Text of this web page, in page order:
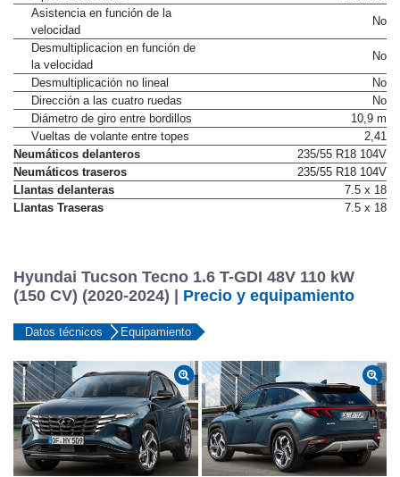
Tipo de asistencia
Asistencia en función de la
velocidad
No
Desmultiplicacion en función de
la velocidad
No
Desmultiplicación no lineal
No
Dirección a las cuatro ruedas
No
Diámetro de giro entre bordillos
10,9 m
Vueltas de volante entre topes
2,41
Neumáticos delanteros
235/55 R18 104V
Neumáticos traseros
235/55 R18 104V
Llantas delanteras
7.5 x 18
Hyundai Tucson Tecno 1.6 T-GDI 48V 110 kW
(150 CV) (2020-2024) |
Precio y equipamiento